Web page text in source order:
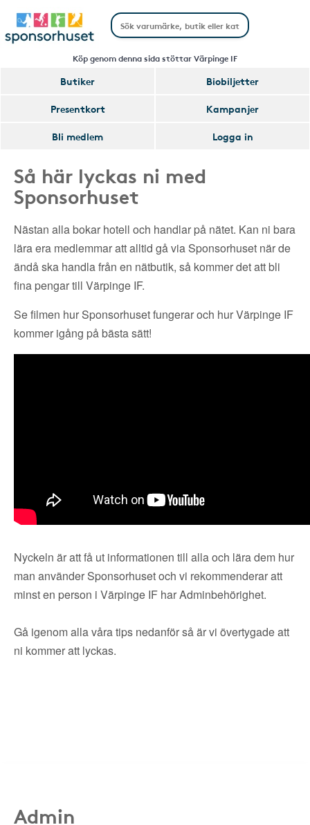
Köp genom denna sida stöttar Värpinge IF
Butiker
Biobiljetter
Presentkort
Kampanjer
Bli medlem
Logga in
Så här lyckas ni med
Sponsorhuset
Nästan alla bokar hotell och handlar på nätet. Kan ni bara
lära era medlemmar att alltid gå via Sponsorhuset när de
ändå ska handla från en nätbutik, så kommer det att bli
fina pengar till Värpinge IF.
Se filmen hur Sponsorhuset fungerar och hur Värpinge IF
kommer igång på bästa sätt!
Nyckeln är att få ut informationen till alla och lära dem hur
man använder Sponsorhuset och vi rekommenderar att
minst en person i Värpinge IF har Adminbehörighet.
Gå igenom alla våra tips nedanför så är vi övertygade att
ni kommer att lyckas.
Admin